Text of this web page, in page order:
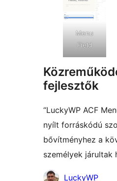
Menu
Field
fejlesztők
“LuckyWP ACF
nyílt forráskódú
bővítményhez a
személyek járultak
Közreműködők
LuckyWP